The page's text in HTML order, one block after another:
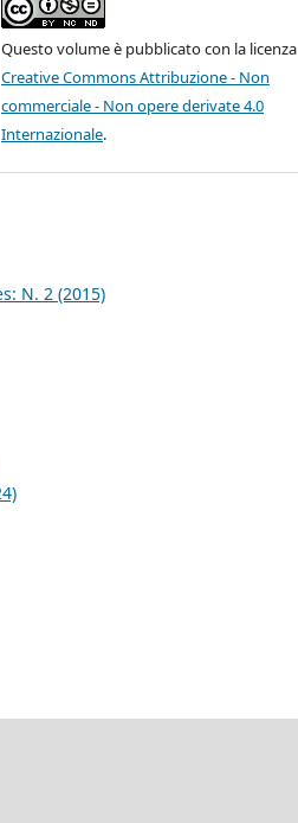
Questo volume è pubblicato con la licenza
Creative Commons Attribuzione - Non
commerciale - Non opere derivate 4.0
Internazionale.
N. 2 (2015)